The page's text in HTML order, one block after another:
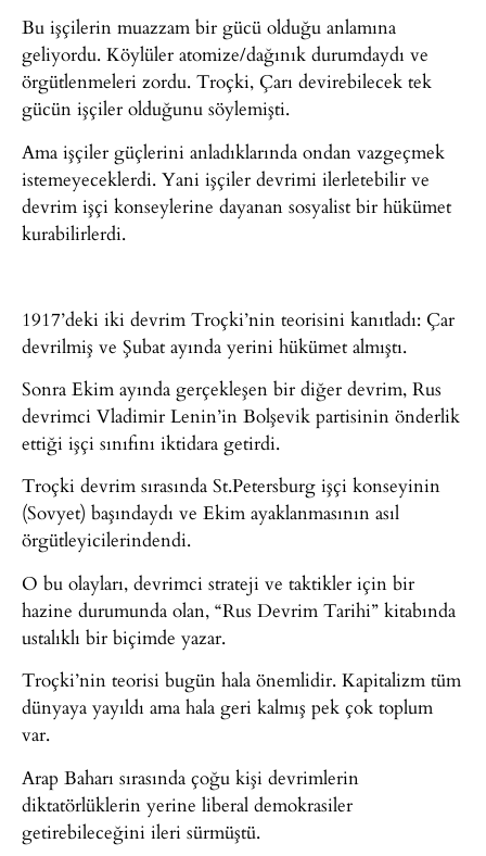
Bu işçilerin muazzam bir gücü olduğu anlamına
geliyordu. Köylüler atomize/dağınık durumdaydı ve
örgütlenmeleri zordu. Troçki, Çarı devirebilecek tek
gücün işçiler olduğunu söylemişti.
Ama işçiler güçlerini anladıklarında ondan vazgeçmek
istemeyeceklerdi. Yani işçiler devrimi ilerletebilir ve
devrim işçi konseylerine dayanan sosyalist bir hükümet
kurabilirlerdi.
1917’deki iki devrim Troçki’nin teorisini kanıtladı: Çar
devrilmiş ve Şubat ayında yerini hükümet almıştı.
Sonra Ekim ayında gerçekleşen bir diğer devrim, Rus
devrimci Vladimir Lenin’in Bolşevik partisinin önderlik
ettiği işçi sınıfını iktidara getirdi.
Troçki devrim sırasında St.Petersburg işçi konseyinin
(Sovyet) başındaydı ve Ekim ayaklanmasının asıl
örgütleyicilerindendi.
O bu olayları, devrimci strateji ve taktikler için bir
hazine durumunda olan, “Rus Devrim Tarihi” kitabında
ustalıklı bir biçimde yazar.
Troçki’nin teorisi bugün hala önemlidir. Kapitalizm tüm
dünyaya yayıldı ama hala geri kalmış pek çok toplum
var.
Arap Baharı sırasında çoğu kişi devrimlerin
diktatörlüklerin yerine liberal demokrasiler
getirebileceğini ileri sürmüştü.